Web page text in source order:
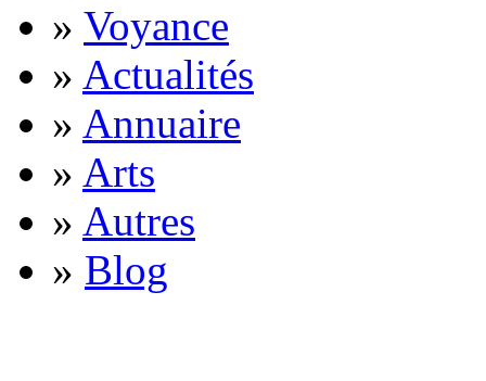
» Voyance
» Actualités
» Annuaire
» Arts
» Autres
» Blog